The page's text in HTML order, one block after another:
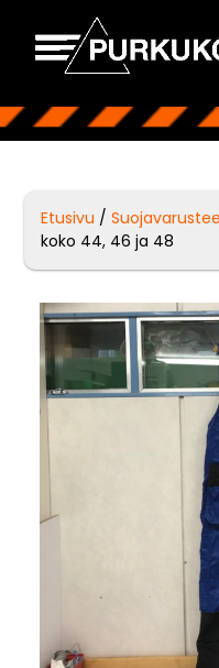
Etusivu /
koko 44, 46 ja 48